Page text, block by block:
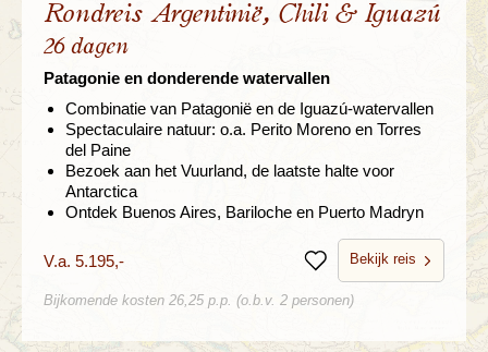
Rondreis Argentinië, Chili & Iguazú
26 dagen
Patagonie en donderende watervallen
Combinatie van Patagonië en de Iguazú-watervallen
Spectaculaire natuur: o.a. Perito Moreno en Torres
del Paine
Bezoek aan het Vuurland, de laatste halte voor
Antarctica
Ontdek Buenos Aires, Bariloche en Puerto Madryn
V.a. 5.195,- BewarenBekijk reis
Bijkomende kosten 26,25 p.p. (o.b.v. 2 personen)